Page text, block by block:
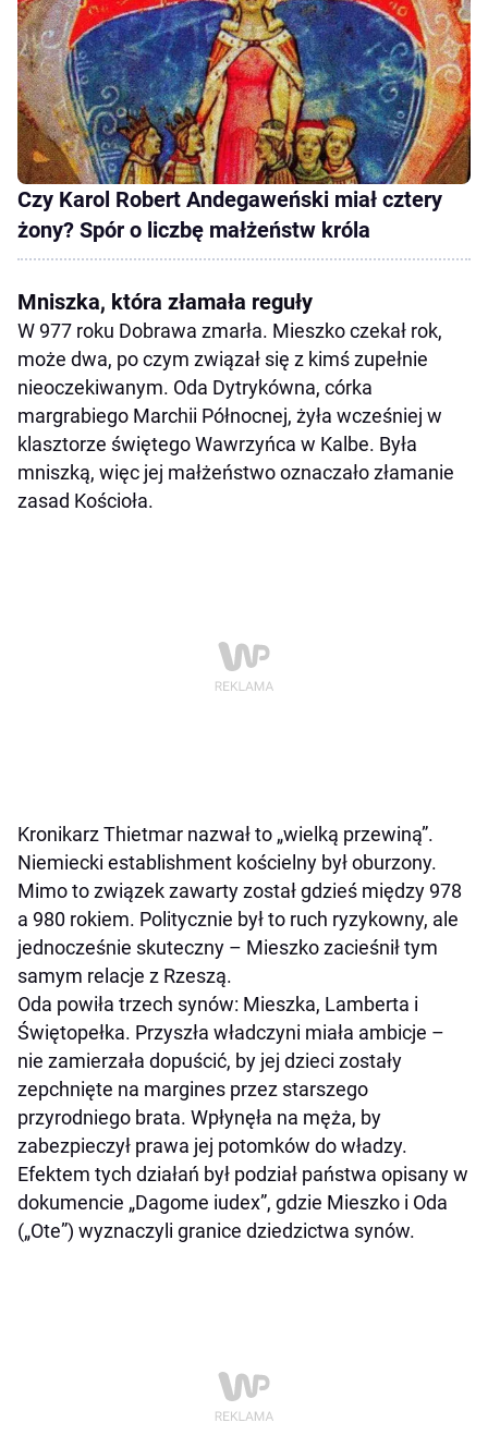
Czy Karol Robert Andegaweński miał cztery
żony? Spór o liczbę małżeństw króla
Mniszka, która złamała reguły
W 977 roku Dobrawa zmarła. Mieszko czekał rok,
może dwa, po czym związał się z kimś zupełnie
nieoczekiwanym. Oda Dytrykówna, córka
margrabiego Marchii Północnej, żyła wcześniej w
klasztorze świętego Wawrzyńca w Kalbe. Była
mniszką, więc jej małżeństwo oznaczało złamanie
zasad Kościoła.
Kronikarz Thietmar nazwał to „wielką przewiną”.
Niemiecki establishment kościelny był oburzony.
Mimo to związek zawarty został gdzieś między 978
a 980 rokiem. Politycznie był to ruch ryzykowny, ale
jednocześnie skuteczny – Mieszko zacieśnił tym
samym relacje z Rzeszą.
Oda powiła trzech synów: Mieszka, Lamberta i
Świętopełka. Przyszła władczyni miała ambicje –
nie zamierzała dopuścić, by jej dzieci zostały
zepchnięte na margines przez starszego
przyrodniego brata. Wpłynęła na męża, by
zabezpieczył prawa jej potomków do władzy.
Efektem tych działań był podział państwa opisany w
dokumencie „Dagome iudex”, gdzie Mieszko i Oda
(„Ote”) wyznaczyli granice dziedzictwa synów.